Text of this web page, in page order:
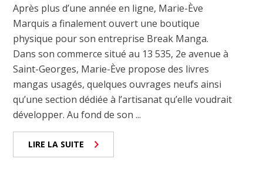
Après plus d’une année en ligne, Marie-Ève
Marquis a finalement ouvert une boutique
physique pour son entreprise Break Manga.
Dans son commerce situé au 13 535, 2e avenue à
Saint-Georges, Marie-Ève propose des livres
mangas usagés, quelques ouvrages neufs ainsi
qu’une section dédiée à l’artisanat qu’elle voudrait
développer. Au fond de son ...
LIRE LA SUITE